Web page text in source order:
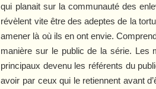
qui planait sur la communauté des
révèlent vite être des adeptes de la
amener là où ils en ont envie.
manière sur le public de la série. Les
principaux devenu les référents du
avoir par ceux qui le retiennent avant